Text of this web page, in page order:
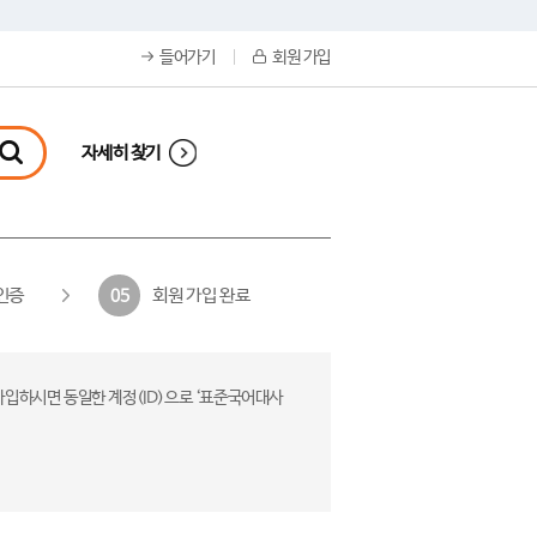
들어가기 회원 가입
자세히 찾기
증 05 회원 가입 완료
하시면 동일한 계정(ID)으로 ‘표준국어대사